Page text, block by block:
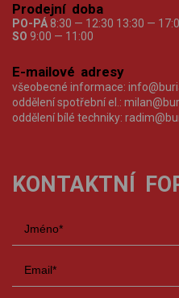
Prodejní doba
PO-PÁ 8:30 — 12:30 13:30 —
SO 9:00 — 11:00
E-mailové adresy
všeobecné informace:
oddělení spotřební el.:
oddělení bílé techniky:
KONTAKTNÍ